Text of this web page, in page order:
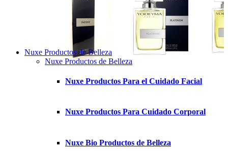
Nuxe Productos de Belleza
Nuxe Productos de Belleza
Nuxe Productos Para el Cuidado Facial
Nuxe Productos Para Cuidado Corporal
Nuxe Bio Productos de Belleza